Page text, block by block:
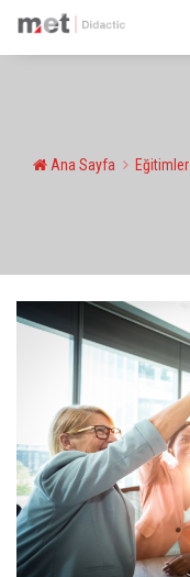
Ana Sayfa Eğitimler